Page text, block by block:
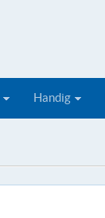
Handig